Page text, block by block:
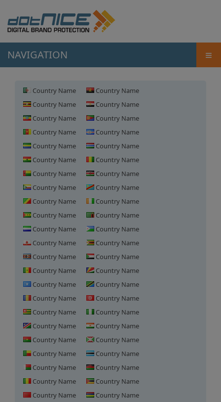
NAVIGATION ≡
Country Name
Country Name
Country Name
Country Name
Country Name
Country Name
Country Name
Country Name
Country Name
Country Name
Country Name
Country Name
Country Name
Country Name
Country Name
Country Name
Country Name
Country Name
Country Name
Country Name
Country Name
Country Name
Country Name
Country Name
Country Name
Country Name
Country Name
Country Name
Country Name
Country Name
Country Name
Country Name
Country Name
Country Name
Country Name
Country Name
Country Name
Country Name
Country Name
Country Name
Country Name
Country Name
Country Name
Country Name
Country Name
Country Name